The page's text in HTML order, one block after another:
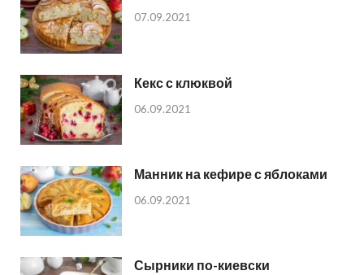
07.09.2021
Кекс с клюквой
06.09.2021
Манник на кефире с яблоками
06.09.2021
Сырники по-киевски